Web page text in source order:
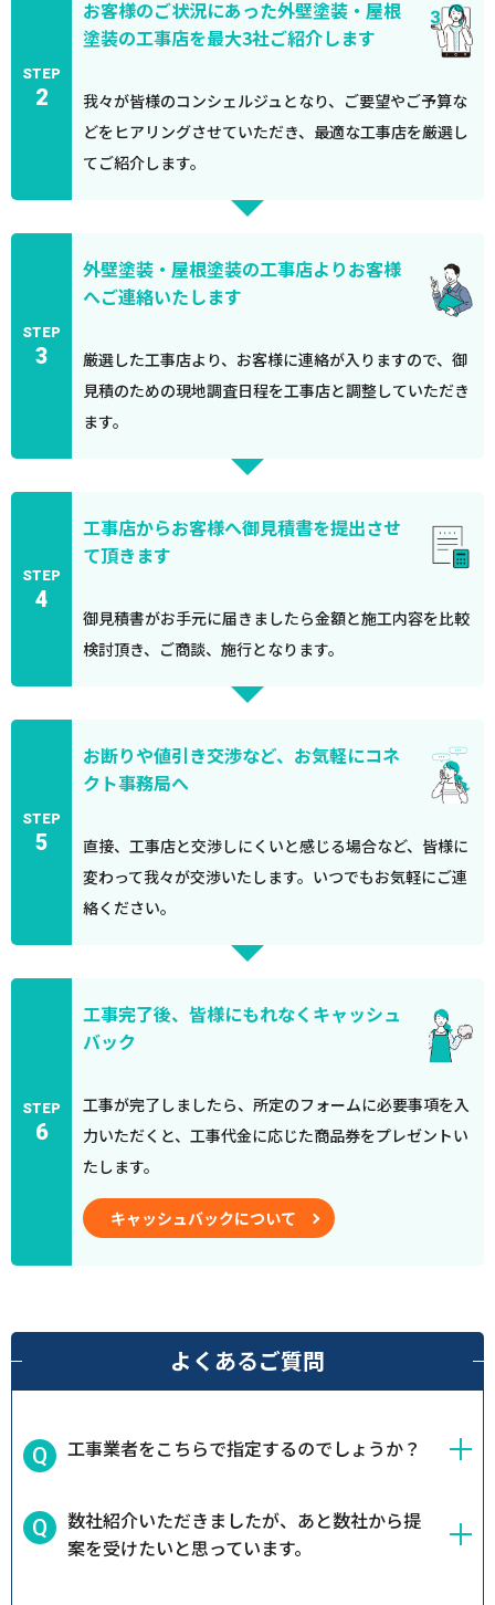
STEP
2
お客様のご状況にあった外壁塗装・屋根
塗装の工事店を最大3社ご紹介します
我々が皆様のコンシェルジュとなり、ご要望やご予算な
どをヒアリングさせていただき、最適な工事店を厳選し
てご紹介します。
STEP
3
外壁塗装・屋根塗装の工事店よりお客様
へご連絡いたします
厳選した工事店より、お客様に連絡が入りますので、御
見積のための現地調査日程を工事店と調整していただき
ます。
STEP
4
工事店からお客様へ御見積書を提出させ
て頂きます
御見積書がお手元に届きましたら金額と施工内容を比較
検討頂き、ご商談、施行となります。
STEP
5
お断りや値引き交渉など、お気軽にコネ
クト事務局へ
直接、工事店と交渉しにくいと感じる場合など、皆様に
変わって我々が交渉いたします。いつでもお気軽にご連
絡ください。
STEP
6
工事完了後、皆様にもれなくキャッシュ
バック
工事が完了しましたら、所定のフォームに必要事項を入
力いただくと、工事代金に応じた商品券をプレゼントい
たします。
キャッシュバックについて
よくあるご質問
工事業者をこちらで指定するのでしょうか？
数社紹介いただきましたが、あと数社から提
案を受けたいと思っています。